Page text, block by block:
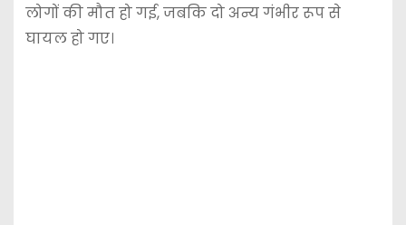
लोगों की मौत हो गई, जबकि दो अन्य गंभीर रूप से
घायल हो गए।